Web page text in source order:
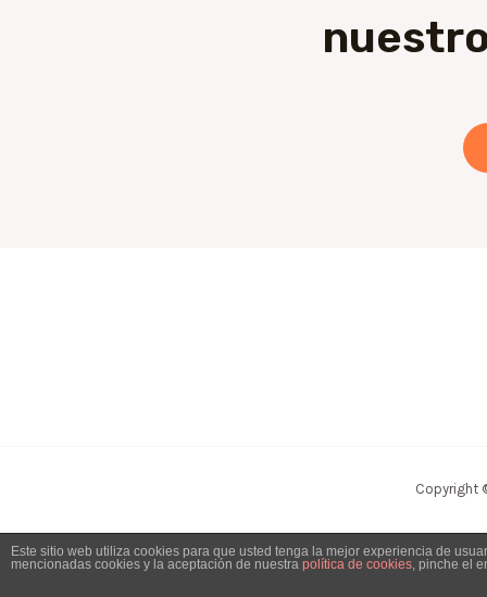
Copyright
Este sitio web utiliza cookies para que usted tenga la mejor experiencia de
mencionadas cookies y la aceptación de nuestra política de cookies , pinche el